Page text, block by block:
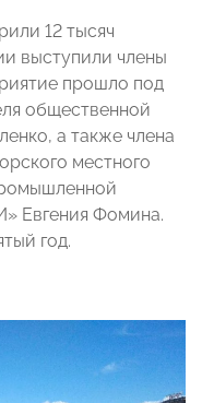
12 тысяч
выступили члены
прошло под
общественной
а также члена
местного
Евгения Фомина.
год.